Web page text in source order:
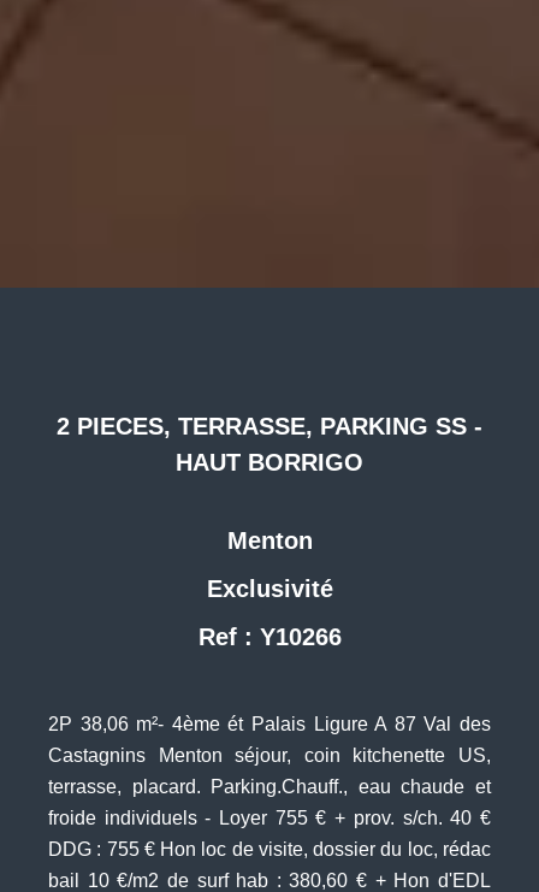
2 PIECES, TERRASSE, PARKING SS -
HAUT BORRIGO
Menton
Exclusivité
Ref : Y10266
2P 38,06 m²- 4ème ét Palais Ligure A 87 Val des
Castagnins Menton séjour, coin kitchenette US,
terrasse, placard. Parking.Chauff., eau chaude et
froide individuels - Loyer 755 € + prov. s/ch. 40 €
DDG : 755 € Hon loc de visite, dossier du loc, rédac
bail 10 €/m2 de surf hab : 380,60 € + Hon d'EDL